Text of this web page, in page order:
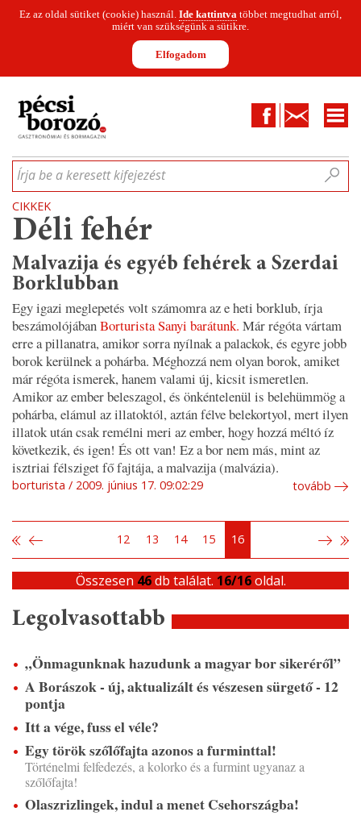
Ez az oldal sütiket (cookie) használ. Ide kattintva többet megtudhat arról,
miért van szükségünk a sütikre.
Elfogadom
FacebookKapcsolat
CIKKEKHÍREKINFOGRAFIKÁKMUNKATÁRSAKWINESOFA
Írja be a keresett kifejezést
CIKKEK
Déli fehér
Malvazija és egyéb fehérek a Szerdai
Borklubban
Egy igazi meglepetés volt számomra az e heti borklub, írja
beszámolójábanBorturista Sanyi barátunk. Már régóta vártam
erre a pillanatra, amikor sorra nyílnak a palackok, és egyre jobb
borok kerülnek a pohárba. Méghozzá nem olyan borok, amiket
már régóta ismerek, hanem valami új, kicsit ismeretlen.
Amikor az ember beleszagol, és önkéntelenül is belehümmög a
pohárba, elámul az illatoktól, aztán félve belekortyol, mert ilyen
illatok után csak remélni meri az ember, hogy hozzá méltó íz
következik, és igen! És ott van! Ez a bor nem más, mint az
isztriai félsziget fő fajtája, a malvazija (malvázia).
borturista 2009. június 17. 09:02:29 tovább
12 13 14 15 16
Összesen 46db találat. 16/16oldal.
Legolvasottabb
„Önmagunknak hazudunk a magyar bor sikeréről”
A Borászok - új, aktualizált és vészesen sürgető - 12
pontja
Itt a vége, fuss el véle?
Egy török szőlőfajta azonos a furminttal!
Történelmi felfedezés, a kolorko és a furmint ugyanaz a
szőlőfajta!
Olaszrizlingek, indul a menet Csehországba!